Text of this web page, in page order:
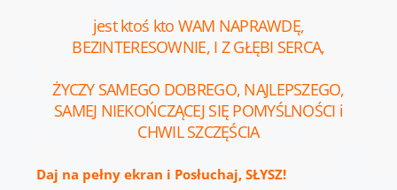
jest ktoś kto WAM NAPRAWDĘ,
BEZINTERESOWNIE, I Z GŁĘBI SERCA,
ŻYCZY SAMEGO DOBREGO, NAJLEPSZEGO,
SAMEJ NIEKOŃCZĄCEJ SIĘ POMYŚLNOŚCI i
CHWIL SZCZĘŚCIA
Daj na pełny ekran i Posłuchaj, SŁYSZ!